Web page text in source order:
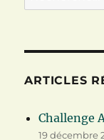
pour :
ARTICLES
Challenge
19 décembre